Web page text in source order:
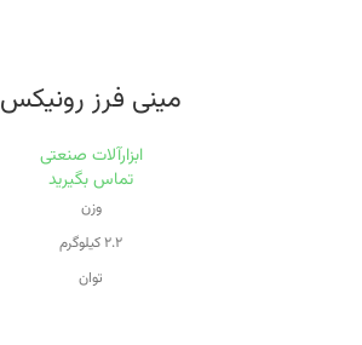
مینی فرز رونیکس
ابزارآلات صنعتی
تماس بگیرید
وزن
۲.۲ کیلوگرم
توان